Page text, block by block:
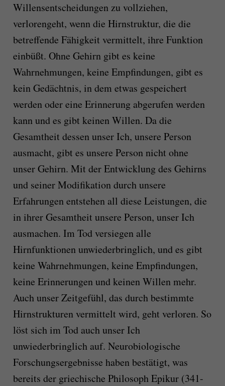
Willensentscheidungen zu vollziehen,
verlorengeht, wenn die Hirnstruktur, die die
betreffende Fähigkeit vermittelt, ihre Funktion
einbüßt. Ohne Gehirn gibt es keine
Wahrnehmungen, keine Empfindungen, gibt es
kein Gedächtnis, in dem etwas gespeichert
werden oder eine Erinnerung abgerufen werden
kann und es gibt keinen Willen. Da die
Gesamtheit dessen unser Ich, unsere Person
ausmacht, gibt es unsere Person nicht ohne
unser Gehirn. Mit der Entwicklung des Gehirns
und seiner Modifikation durch unsere
Erfahrungen entstehen all diese Leistungen, die
in ihrer Gesamtheit unsere Person, unser Ich
ausmachen. Im Tod versiegen alle
Hirnfunktionen unwiederbringlich, und es gibt
keine Wahrnehmungen, keine Empfindungen,
keine Erinnerungen und keinen Willen mehr.
Auch unser Zeitgefühl, das durch bestimmte
Hirnstrukturen vermittelt wird, geht verloren. So
löst sich im Tod auch unser Ich
unwiederbringlich auf. Neurobiologische
Forschungsergebnisse haben bestätigt, was
bereits der griechische Philosoph Epikur (341-